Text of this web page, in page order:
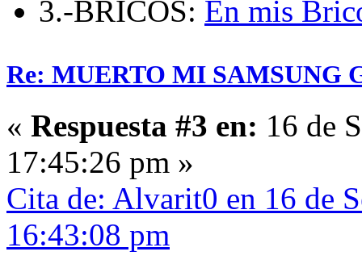
3.-BRICOS: En mis
Re: MUERTO MI SAMSUNG
« Respuesta #3 en: 16 de
17:45:26 pm »
Cita de: Alvarit0 en 16 de
16:43:08 pm